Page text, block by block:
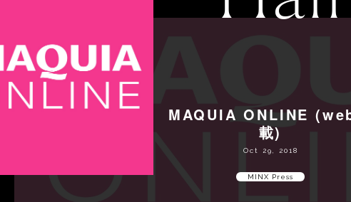
MAQUIA ONLINE
載)
Oct 29, 2018
MINX Press